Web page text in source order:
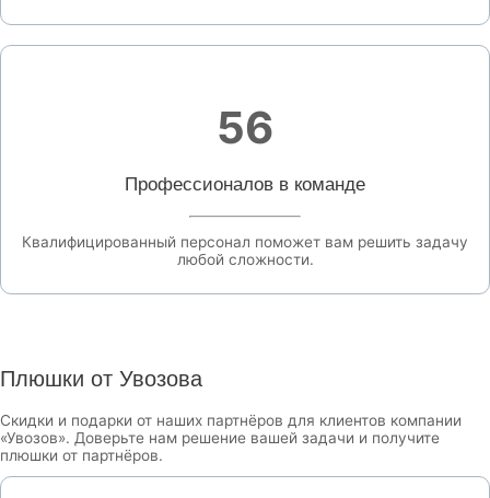
56
Профессионалов в команде
Квалифицированный персонал поможет вам решить задачу
любой сложности.
Плюшки от Увозова
Скидки и подарки от наших партнёров для клиентов компании
«Увозов». Доверьте нам решение вашей задачи и получите
плюшки от партнёров.